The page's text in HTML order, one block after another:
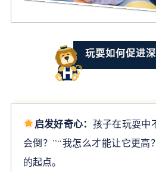
玩耍如何促进深
启发好奇心： 孩子在玩耍中
会倒？”“我怎么才能让它更高
的起点。